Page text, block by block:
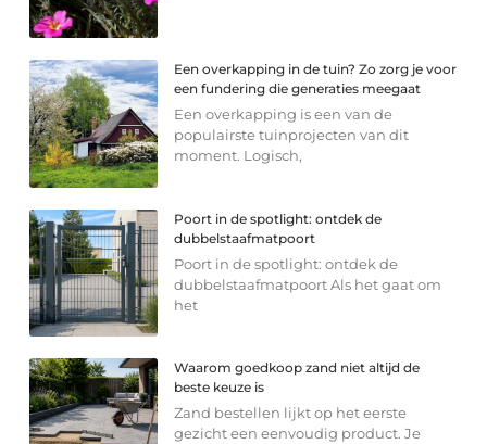
Een overkapping in de tuin? Zo zorg je voor
een fundering die generaties meegaat
Een overkapping is een van de
populairste tuinprojecten van dit
moment. Logisch,
Poort in de spotlight: ontdek de
dubbelstaafmatpoort
Poort in de spotlight: ontdek de
dubbelstaafmatpoort Als het gaat om
het
Waarom goedkoop zand niet altijd de
beste keuze is
Zand bestellen lijkt op het eerste
gezicht een eenvoudig product. Je